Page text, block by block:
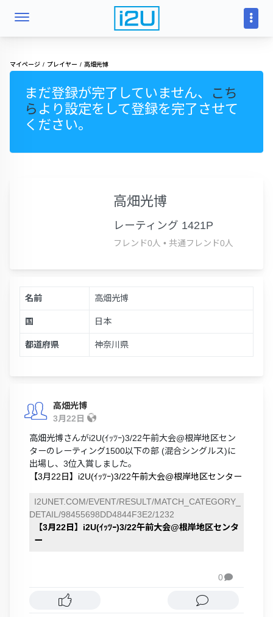
マイページ プレイヤー 高畑光博
まだ登録が完了していません、
こち
ら より設定をして登録を完了させて
ください。
高畑光博
レーティング 1421P
フレンド0人 • 共通フレンド0人
名前 高畑光博
国 日本
都道府県 神奈川県
高畑光博
3月22日
高畑光博さんがi2U(ｲｯﾂｰ)3/22午前大会@根岸地区セン
ターのレーティング1500以下の部 (混合シングルス)に
出場し、3位入賞しました。
【3月22日】i2U(ｲｯﾂｰ)3/22午前大会@根岸地区センター
I2UNET.COM/EVENT/RESULT/MATCH_CATEGORY_
DETAIL/98455698DD4844F3E2/1232
【3月22日】i2U(ｲｯﾂｰ)3/22午前大会@根岸地区センタ
ー
0